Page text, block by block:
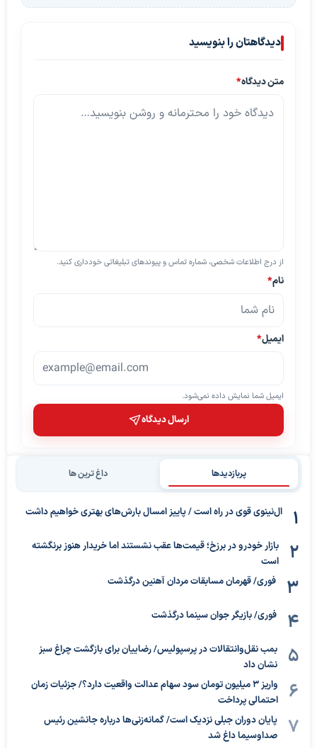
دیدگاهتان را بنویسید
متن دیدگاه*
از درج اطلاعات شخصی، شماره تماس و پیوندهای تبلیغاتی خودداری کنید.
نام*
ایمیل*
ایمیل شما نمایش داده نمی‌شود.
ارسال دیدگاه
پربازدیدها داغ ترین ها
ال‌نینوی قوی در راه است / پاییز امسال بارش‌های بهتری خواهیم داشت
بازار خودرو در برزخ؛ قیمت‌ها عقب نشستند اما خریدار هنوز برنگشته
است
فوری/ قهرمان مسابقات مردان آهنین درگذشت
فوری/ بازیگر جوان سینما درگذشت
بمب نقل‌وانتقالات در پرسپولیس/ رضاییان برای بازگشت چراغ سبز
نشان داد
واریز ۳ میلیون تومان سود سهام عدالت واقعیت دارد؟/ جزئیات زمان
احتمالی پرداخت
پایان دوران جبلی نزدیک است/ گمانه‌زنی‌ها درباره جانشین رئیس
صداوسیما داغ شد